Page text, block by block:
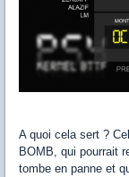
A quoi cela sert ?
BOMB, qui pourrait
tombe en panne et